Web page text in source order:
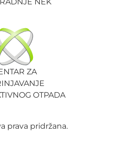
ZA
OTPADA
prava pridržana.